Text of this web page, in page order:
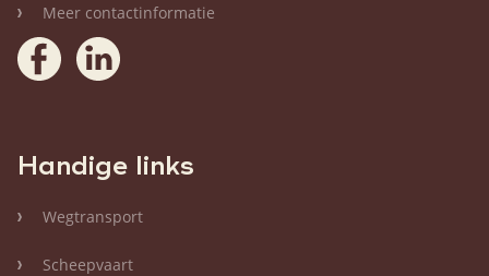
Meer contactinformatie
Handige links
Wegtransport
Scheepvaart